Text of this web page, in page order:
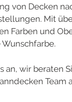
von Decken
Mit
Farben und
Wunschfarbe.
an, wir beraten
Team